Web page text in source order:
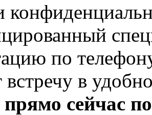
по
встречу в
прямо сейчас